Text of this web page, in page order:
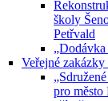
školy
Petřvald
Veřejné
pro město